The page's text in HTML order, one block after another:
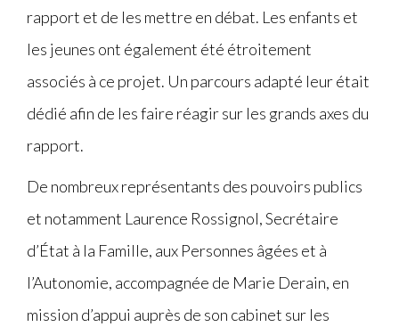
rapport et de les mettre en débat. Les enfants et
les jeunes ont également été étroitement
associés à ce projet. Un parcours adapté leur était
dédié afin de les faire réagir sur les grands axes du
rapport.
De nombreux représentants des pouvoirs publics
et notamment Laurence Rossignol, Secrétaire
d’État à la Famille, aux Personnes âgées et à
l’Autonomie, accompagnée de Marie Derain, en
mission d’appui auprès de son cabinet sur les